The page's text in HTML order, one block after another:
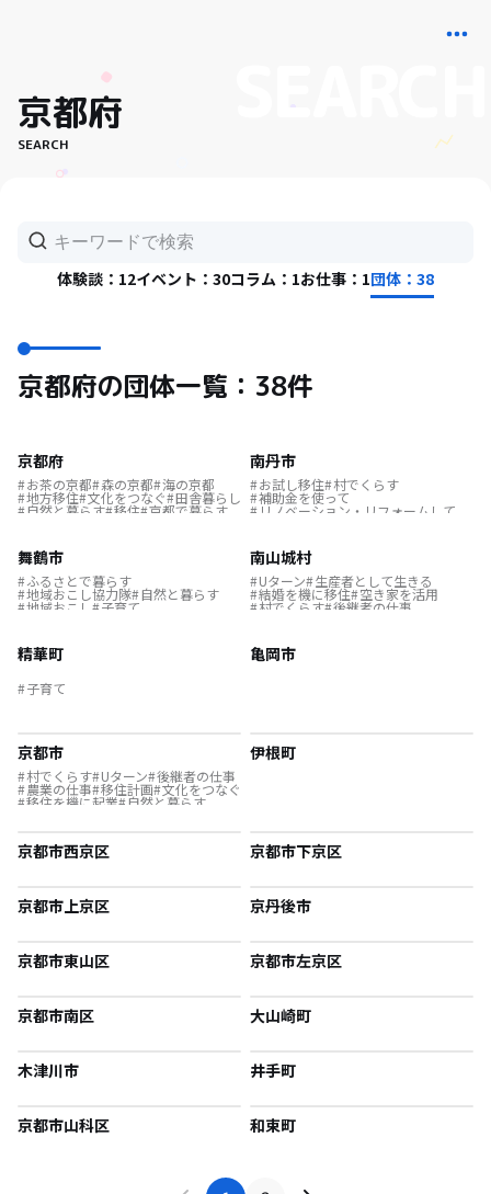
京都府
SEARCH
体験談：12イベント：30コラム：1お仕事：1団体：38
京都府の団体一覧：38件
京都府
お茶の京都 森の京都 海の京都
地方移住 文化をつなぐ 田舎暮らし
自然と暮らす 移住 京都で暮らす
南丹市
お試し移住 村でくらす
補助金を使って
リノベーション・リフォームして
支援制度
舞鶴市
ふるさとで暮らす
地域おこし協力隊 自然と暮らす
地域おこし 子育て
南山城村
Uターン 生産者として生きる
結婚を機に移住 空き家を活用
村でくらす 後継者の仕事
補助金を使って
自然と暮らす
精華町
子育て
亀岡市
京都市
村でくらす Uターン 後継者の仕事
農業の仕事 移住計画 文化をつなぐ
移住を機に起業 自然と暮らす
Jターン ふるさとで暮らす
歴史をつむぐ
まちづくり 伝統をつなぐ
伊根町
京都市西京区 京都市下京区
京都市上京区 京丹後市
京都市東山区 京都市左京区
京都市南区 大山崎町
木津川市 井手町
京都市山科区 和束町